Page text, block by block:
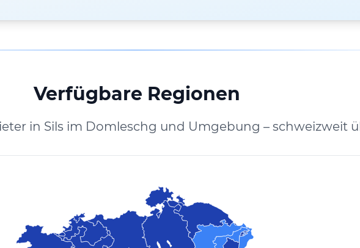
Verfügbare Regionen
in Sils im Domleschg und Umgebung – schweizweit